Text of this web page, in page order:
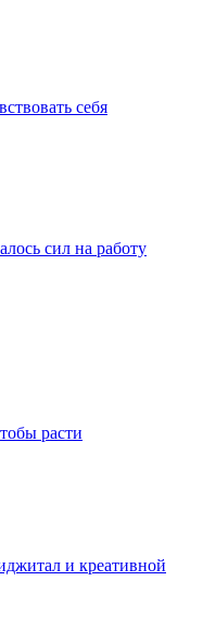
себя
сил на работу
расти
и креативной